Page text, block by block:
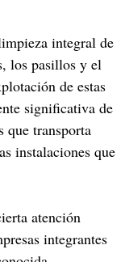
integral de
los pasillos y el
de estas
significativa de
que transporta
instalaciones que
atención
integrantes